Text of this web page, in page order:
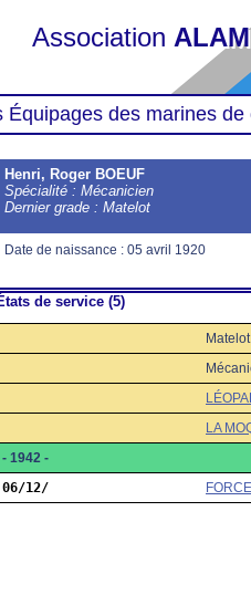
Association
Équipages des marines
Henri, Roger BOEUF
Spécialité : Mécanicien
Dernier grade : Matelot
Date de naissance : 05 avril 1920
de service (5)
Matelot
LA
- 1942 -
06/12/